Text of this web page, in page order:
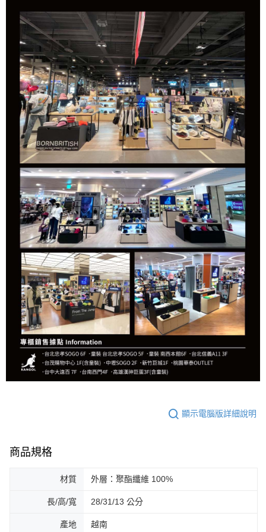
顯示電腦版詳細說明
商品規格
材質 外層：聚酯纖維 100%
長/高/寬 28/31/13 公分
產地 越南